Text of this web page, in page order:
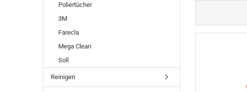
Poliertücher
3M
Farecla
Mega Clean
Soll
Reinigen